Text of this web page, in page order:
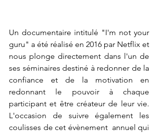
Un documentaire intitulé "I'm not your
guru" a été réalisé en 2016 par Netflix et
nous plonge directement dans l'un de
ses séminaires destiné à redonner de la
confiance et de la motivation en
redonnant le pouvoir à chaque
participant et être créateur de leur vie.
L'occasion de suivre également les
coulisses de cet évènement  annuel qui